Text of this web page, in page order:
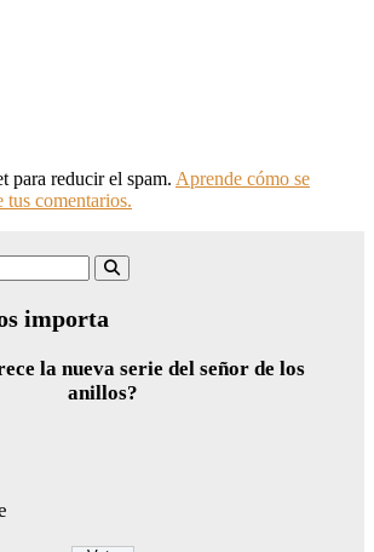
para reducir el spam. Aprende cómo se
tus comentarios.
importa
la nueva serie del señor de los
anillos?